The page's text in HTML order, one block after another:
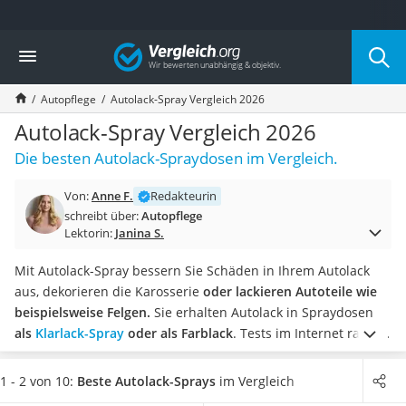
Die beliebtesten Vergleiche nach Kategorie
Auto & Motor
Fahrradträger-Anhängerkupplung (4 Fahrräder)
Fahrradträger
Fahrradträger (Anhängerkupplung)
Fahrradträger 3 Fahrräder
Benzinkanister (20 l)
Fahrradträger E-Bike
Benzinkanister
Wagenheber 3t
AGM-Batterie Wohnmobil
Thule-Fahrradträger
FM-Transmitter
Sommerreifen 205/55 R16
Autobatterie-Ladegerät
Vergleich
Autopflege Autolack-Spray Vergleich 2026
Autolack-Spray Vergleich 2026
Die besten Autolack-Spraydosen im Vergleich.
Von:Anne F.
Redakteurin
schreibt über:Autopflege
Lektorin: Janina S.
Mit Autolack-Spray bessern Sie Schäden in Ihrem Autolack
aus, dekorieren die Karosserie oder lackieren Autoteile wie
beispielsweise Felgen. Sie erhalten Autolack in Spraydosen
als Klarlack-Spray oder als Farblack. Tests im Internet raten,
bei farbigen Lackenauf den passenden Farbcodezu achten.
Die Darreichung erfolgt in Aerosoldosen. Eine gängige Größe
1 - 2 von 10: Beste Autolack-Sprays im Vergleich